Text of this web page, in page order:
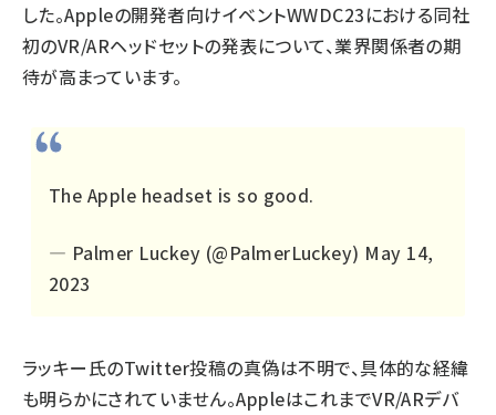
した。Appleの開発者向けイベントWWDC23における同社
初のVR/ARヘッドセットの発表について、業界関係者の期
待が高まっています。
The Apple headset is so good.
— Palmer Luckey (@PalmerLuckey) May 14,
2023
ラッキー氏のTwitter投稿の真偽は不明で、具体的な経緯
も明らかにされていません。AppleはこれまでVR/ARデバ